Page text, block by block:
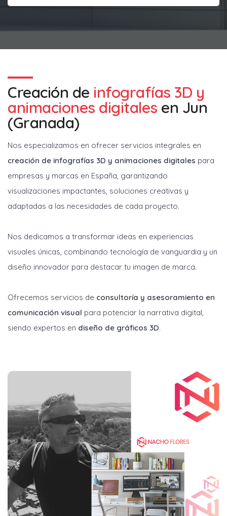
Creación de infografías 3D y
animaciones digitales en Jun
(Granada)
Nos especializamos en ofrecer servicios integrales en
creación de infografías 3D y animaciones digitales para
empresas y marcas en España, garantizando
visualizaciones impactantes, soluciones creativas y
adaptadas a las necesidades de cada proyecto.
Nos dedicamos a transformar ideas en experiencias
visuales únicas, combinando tecnología de vanguardia y un
diseño innovador para destacar tu imagen de marca.
Ofrecemos servicios de consultoría y asesoramiento en
comunicación visual para potenciar la narrativa digital,
siendo expertos en diseño de gráficos 3D.